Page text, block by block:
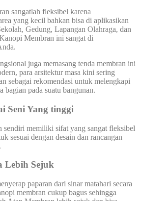
sangatlah fleksibel karena
yang kecil bahkan bisa di aplikasikan
Gedung, Lapangan Olahraga, dan
Membran ini sangat di
juga memasang tenda membran ini
para arsitektur masa kini sering
sebagai rekomendasi untuk melengkapi
bagian pada suatu bangunan.
Seni Yang tinggi
sendiri memiliki sifat yang sangat fleksibel
sesuai dengan desain dan rancangan
Lebih Sejuk
paparan dari sinar matahari secara
membran cukup bagus sehingga